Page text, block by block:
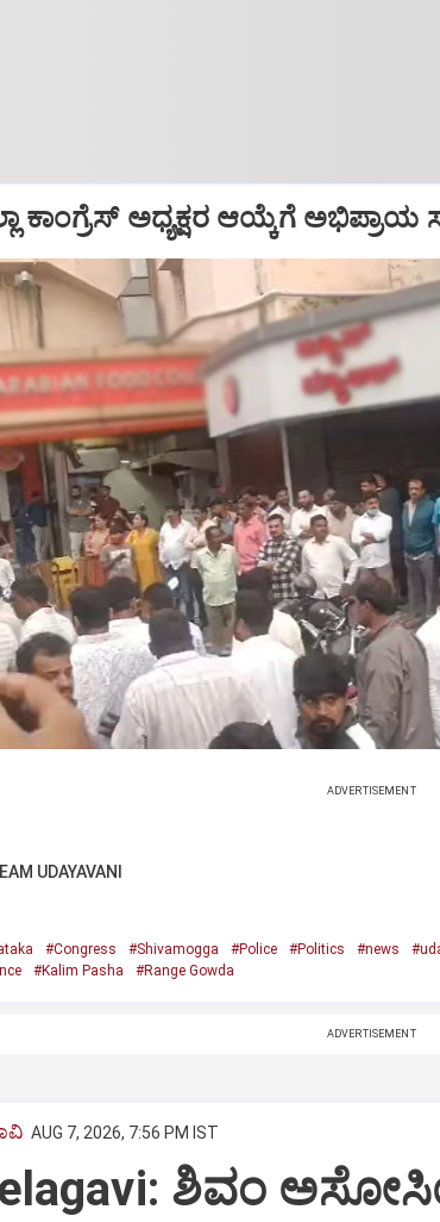
ಕಾಂಗ್ರೆಸ್ ಅಧ್ಯಕ್ಷರ ಆಯ್ಕೆಗೆ
ADVERTISEMENT
UDAYAVANI
#Congress #Shivamogga #Police #Politics #news
#Kalim Pasha #Range Gowda
ADVERTISEMENT
AUG 7, 2026, 7:56 PM IST
ಶಿವಂ